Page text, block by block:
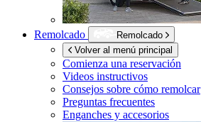
Remolcado
Remolcado
Volver al menú principal
Comienza una reservación
Videos instructivos
Consejos sobre cómo remolcar
Preguntas frecuentes
Enganches y accesorios